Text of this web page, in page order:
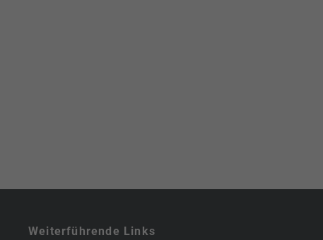
Weiterführende Links